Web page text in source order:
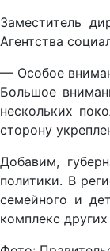
Заместитель
Агентства
— Особое
Большое
нескольких
сторону
Добавим,
политики. В
семейного и
комплекс